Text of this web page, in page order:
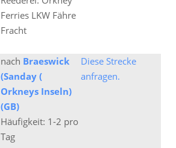
Ferries LKW Fähre
Fracht
nach Braeswick
(Sanday (
Orkneys Inseln)
(GB)
Diese Strecke
anfragen.
Häufigkeit: 1-2 pro
Tag